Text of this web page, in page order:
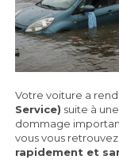
Votre voiture a
Service) suite à
dommage
vous vous
rapidement et